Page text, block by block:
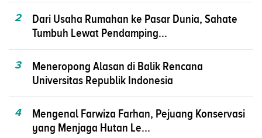
2
Dari Usaha Rumahan ke Pasar Dunia, Sahate
Tumbuh Lewat Pendamping...
3
Meneropong Alasan di Balik Rencana
Universitas Republik Indonesia
4
Mengenal Farwiza Farhan, Pejuang Konservasi
yang Menjaga Hutan Le...